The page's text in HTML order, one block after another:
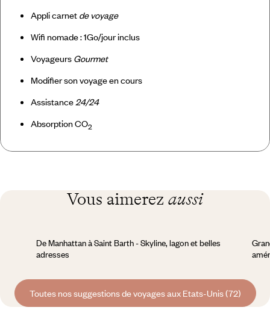
Appli carnet de voyage
Wifi nomade : 1Go/jour inclus
Voyageurs Gourmet
Modifier son voyage en cours
Assistance 24/24
Absorption CO2
Vous aimerez aussi
De Manhattan à Saint Barth - Skyline, lagon et belles
adresses
Toutes nos suggestions de voyages aux Etats-Unis (72)